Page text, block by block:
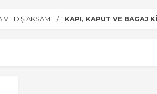
VE DIŞ AKSAMI KAPI, KAPUT VE BAGAJ